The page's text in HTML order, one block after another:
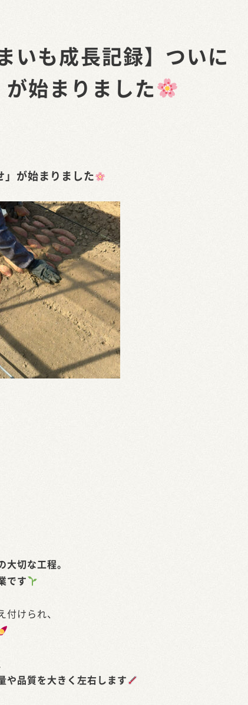
いも成長記録】ついに
始まりました
」が始まりました
切な工程。
です
けられ、
や品質を大きく左右します